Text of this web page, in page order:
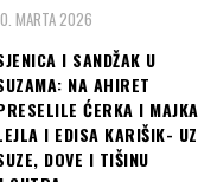
MARTA 2026
I SANDŽAK U
NA AHIRET
ĆERKA I
I EDISA KARIŠIK- UZ
DOVE I TIŠINU